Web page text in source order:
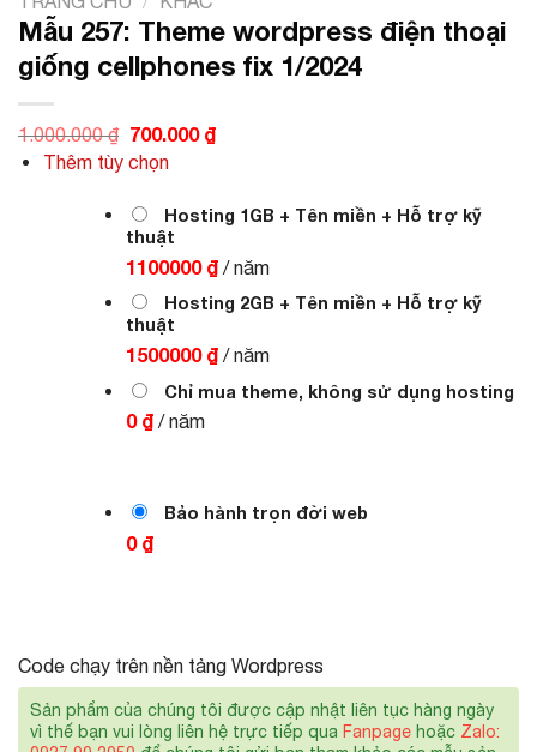
Mẫu 257: Theme wordpress điện thoại
giống cellphones fix 1/2024
1.000.000₫ Giá
gốc
là:
700.000 ₫Giá
700.000 ₫.
Thêm tùy chọn
Hosting 1GB + Tên miền + Hỗ trợ kỹ
thuật
1100000 ₫ / năm
Hosting 2GB + Tên miền + Hỗ trợ kỹ
thuật
1500000 ₫ / năm
Chỉ mua theme, không sử dụng hosting
0 ₫ / năm
Bảo hành trọn đời web
0 ₫
Code chạy trên nền tảng Wordpress
Sản phẩm của chúng tôi được cập nhật liên tục hàng ngày
vì thế bạn vui lòng liên hệ trực tiếp qua Fanpage hoặc Zalo: